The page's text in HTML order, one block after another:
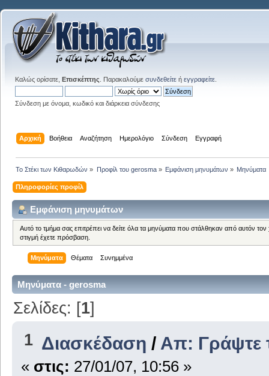
Καλώς ορίσατε, Επισκέπτης . Παρακαλούμε συνδεθείτε ή εγγραφείτε
Σύνδεση με όνομα, κωδικό και διάρκεια σύνδεσης
Αρχική Βοήθεια Αναζήτηση Ημερολόγιο Σύνδεση Εγγραφή
Το Στέκι των Κιθαρωδών » Προφίλ του gerosma» Εμφάνιση μηνυμάτων » Μηνύματα
Πληροφορίες προφίλ
Εμφάνιση μηνυμάτων
Αυτό το τμήμα σας επιτρέπει να δείτε όλα τα μηνύματα που στάλθηκαν από αυτόν
στιγμή έχετε πρόσβαση.
Μηνύματα Θέματα Συνημμένα
Μηνύματα - gerosma
Σελίδες: [1]
1 Διασκέδαση / Απ: Γράψτε
« στις: 27/01/07, 10:56 »